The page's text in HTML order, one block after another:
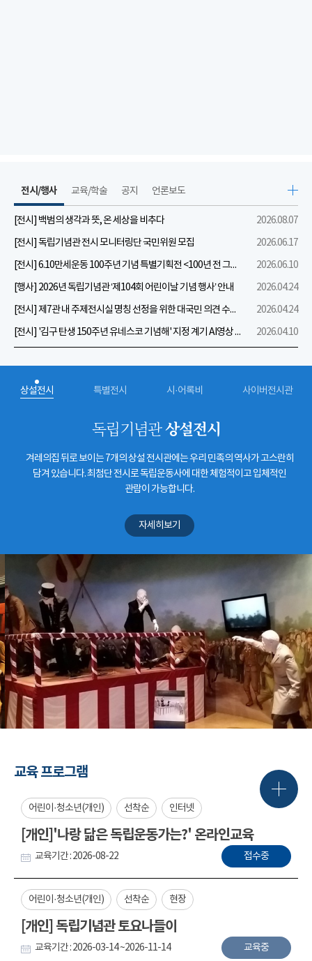
전시/행사
[전시] 백범의 생각과 뜻, 온 세상을 비추다
2026.08.07
[전시] 독립기념관 전시 모니터링단 국민위원 모집
2026.06.17
[전시] 6.10만세운동 100주년 기념 특별기획전 <100년 전 그날을 보다: 6.10만세운동>
2026.06.10
[행사] 2026년 독립기념관 ‘제104회 어린이날 기념 행사’ 안내
2026.04.24
[전시] 제7관 내 주제전시실 명칭 선정을 위한 대국민 의견 수렴 실시
2026.04.24
[전시] '김구 탄생 150주년 유네스코 기념해' 지정 계기 AI영상 국민공모 개최 안내
2026.04.10
교육/학술 공지 언론보도
상설전시 특별전시 시·어록비 사이버전시관
독립기념관상설전시
겨레의집 뒤로 보이는 7개의 상설 전시관에는 우리 민족의 역사가 고스란히
담겨 있습니다. 최첨단 전시로 독립운동사에 대한 체험적이고 입체적인
관람이 가능합니다.
자세히보기
교육 프로그램
어린이·청소년(개인) 선착순 인터넷
[개인]'나랑 닮은 독립운동가는?' 온라인교육
교육기간 : 2026-08-22 접수중
어린이·청소년(개인) 선착순 현장
[개인] 독립기념관 토요나들이
교육기간 : 2026-03-14 ~2026-11-14 교육중